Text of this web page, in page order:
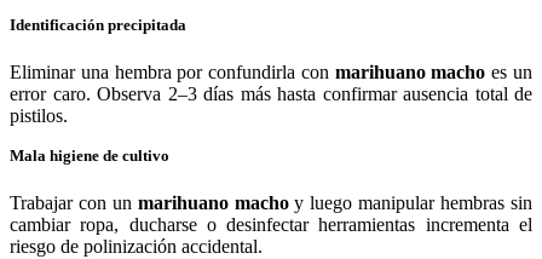
Identificación precipitada
Eliminar una hembra por confundirla con marihuano macho es un
error caro. Observa 2–3 días más hasta confirmar ausencia total de
pistilos.
Mala higiene de cultivo
Trabajar con un marihuano machoy luego manipular hembras sin
cambiar ropa, ducharse o desinfectar herramientas incrementa el
riesgo de polinización accidental.